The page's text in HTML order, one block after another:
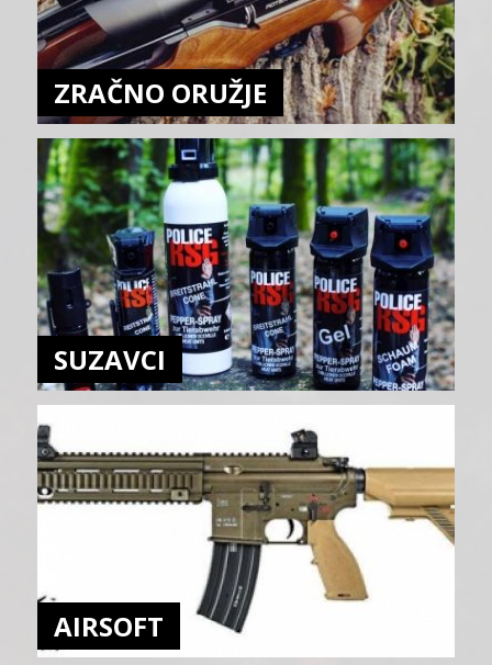
ZRAČNO ORUŽJE
SUZAVCI
AIRSOFT